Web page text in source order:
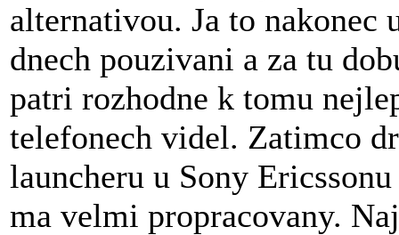
alternativou. Ja to nakonec
dnech pouzivani a za tu
patri rozhodne k tomu
telefonech videl. Zatimco
launcheru u Sony
ma velmi propracovany.